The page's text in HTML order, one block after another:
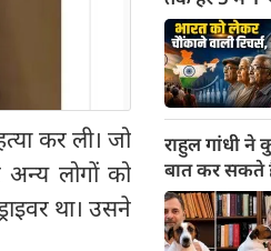
कर ली। जो
लोगों को
था। उसने
का
राहुल गांधी ने
बात कर सकते